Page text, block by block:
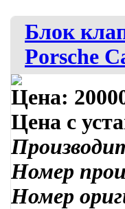
Блок
Porsche
Цена:
Цена с
Номер
Номер